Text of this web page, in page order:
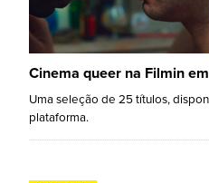
Cinema queer na Filmin
Uma seleção de 25 títulos,
plataforma.